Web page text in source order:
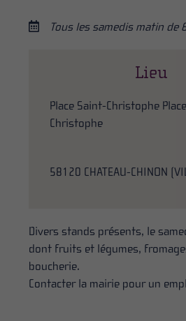
Tous les samedis matin de
Lieu
Place Saint-Christophe
Christophe
58120 CHATEAU-CHINON
Divers stands présents, le
dont fruits et légumes,
boucherie.
Contacter la mairie pour un